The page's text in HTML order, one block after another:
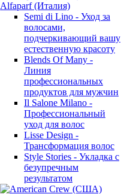
Alfaparf (Италия)
Semi di Lino - Уход за
волосами,
подчеркивающий вашу
естественную красоту
Blends Of Many -
Линия
профессиональных
продуктов для мужчин
Il Salone Milano -
Профессиональный
уход для волос
Lisse Design -
Трансформация волос
Style Stories - Укладка с
безупречным
результатом